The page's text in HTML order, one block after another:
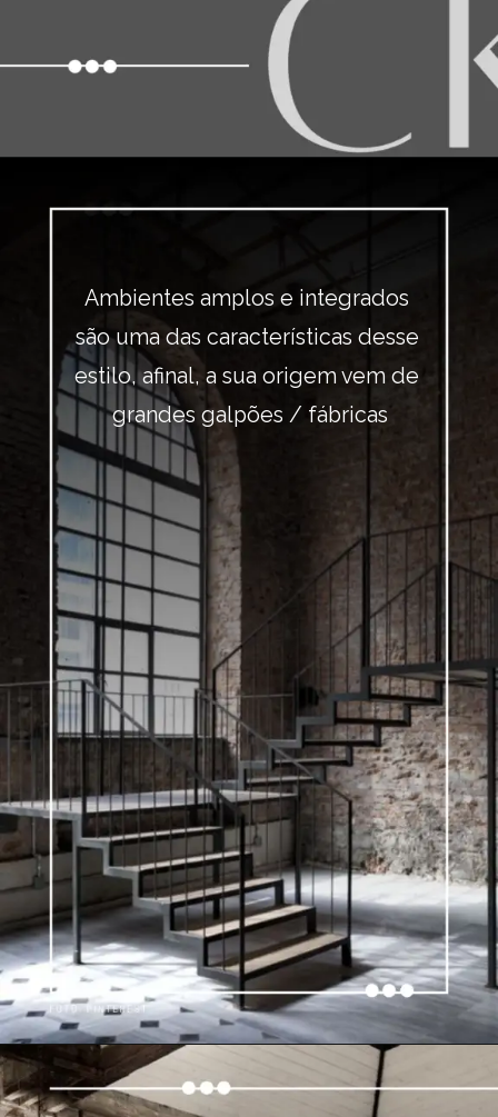
Ambientes amplos e integrados
são uma das características desse
estilo, afinal, a sua origem vem de
grandes galpões / fábricas